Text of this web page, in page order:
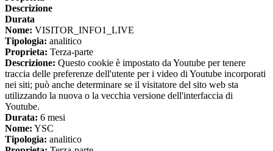
Descrizione
Durata
Nome: VISITOR_INFO1_LIVE
Tipologia: analitico
Proprieta: Terza-parte
Descrizione: Questo cookie è impostato da Youtube per tenere
traccia delle preferenze dell'utente per i video di Youtube incorporati
nei siti; può anche determinare se il visitatore del sito web sta
utilizzando la nuova o la vecchia versione dell'interfaccia di
Youtube.
Durata: 6 mesi
Nome: YSC
Tipologia: analitico